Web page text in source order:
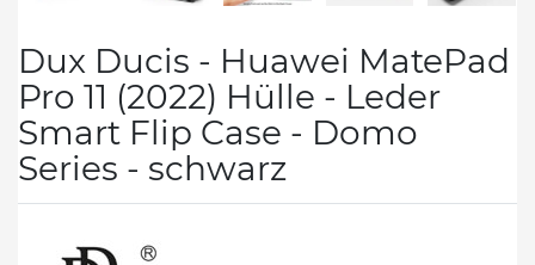
Dux Ducis - Huawei MatePad
Pro 11 (2022) Hülle - Leder
Smart Flip Case - Domo
Series - schwarz